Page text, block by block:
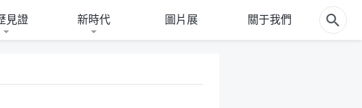
見證 新時代 圖片展 關于我們